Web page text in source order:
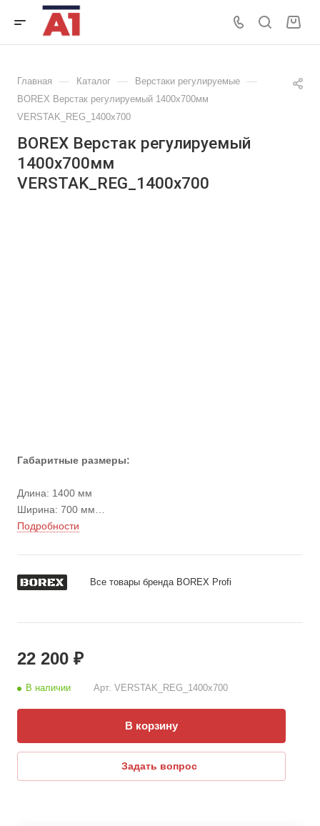
Главная — Каталог — Верстаки регулируемые —
BOREX Верстак регулируемый 1400х700мм
VERSTAK_REG_1400х700
BOREX Верстак регулируемый
1400х700мм
VERSTAK_REG_1400х700
Габаритные размеры:
Длина: 1400 мм
Ширина: 700 мм
Высота стола: 690-960 мм
Подробности
Все товары бренда BOREX Profi
22 200 ₽
В наличии Арт. VERSTAK_REG_1400х700
В корзину
Задать вопрос